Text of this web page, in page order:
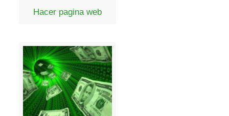
Hacer pagina web